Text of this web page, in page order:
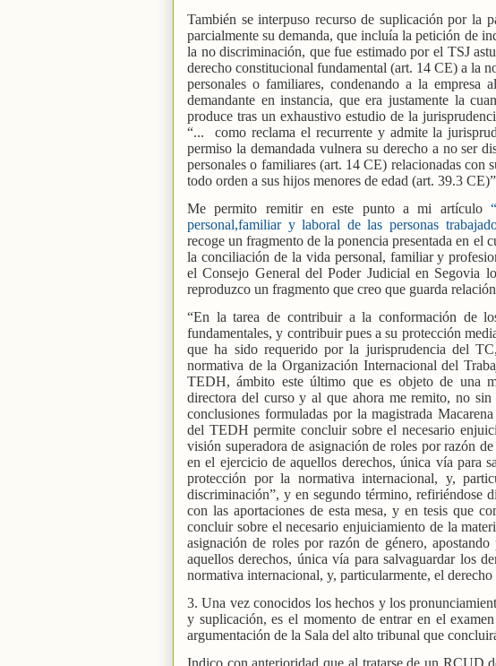
También se interpuso recurso de suplicación por la
parcialmente su demanda, que incluía la petición de
la no discriminación, que fue estimado por el TSJ
derecho constitucional fundamental (art. 14 CE) a la
personales o familiares, condenando a la
demandante en instancia, que era justamente la
produce tras un exhaustivo estudio de la
“...
como reclama el recurrente y admite la
permiso la demandada vulnera su derecho a no ser
personales o familiares (art. 14 CE) relacionadas con
todo orden a sus hijos menores de edad (art. 39.3
Me permito remitir en este punto a mi artículo
personal,familiar y laboral de las personas
recoge un fragmento de la ponencia presentada en el
la conciliación de la vida personal, familiar y
el Consejo General del Poder Judicial en Segovia
reproduzco un fragmento que creo que guarda
“En la tarea de contribuir a la conformación de
fundamentales, y contribuir pues a su protección
que ha sido requerido por la jurisprudencia del
normativa de la Organización Internacional del
TEDH, ámbito este último que es objeto de una
directora del curso y al que ahora me remito, no
conclusiones formuladas por la magistrada
del TEDH permite concluir sobre el necesario
visión superadora de asignación de roles por razón
en el ejercicio de aquellos derechos, única vía para
protección por la normativa internacional, y,
discriminación”, y en segundo término, refiriéndose
con las aportaciones de esta mesa, y en tesis que
concluir sobre el necesario enjuiciamiento de la
asignación de roles por razón de género,
aquellos derechos, única vía para salvaguardar los
normativa internacional, y, particularmente, el
3. Una vez conocidos los hechos y los
y suplicación, es el momento de entrar en el
argumentación de la Sala del alto tribunal que
Indico con anterioridad que al tratarse de un RCUD